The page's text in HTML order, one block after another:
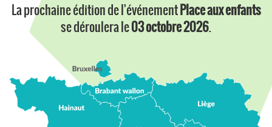
La prochaine édition de l'événementPlace aux enfants
se déroulera le03 octobre 2026.